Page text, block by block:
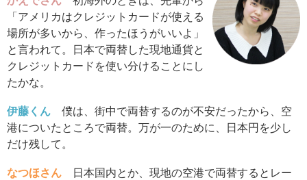
「アメリカはクレジットカードが使える
場所が多いから、作ったほうがいいよ」
と言われて。日本で両替した現地通貨と
クレジットカードを使い分けることにし
たかな。
伊藤くん 僕は、街中で両替するのが不安だったから、空
港についたところで両替。万が一のために、日本円を少し
だけ残して。
なつほさん
日本国内とか、現地の空港で両替するとレー